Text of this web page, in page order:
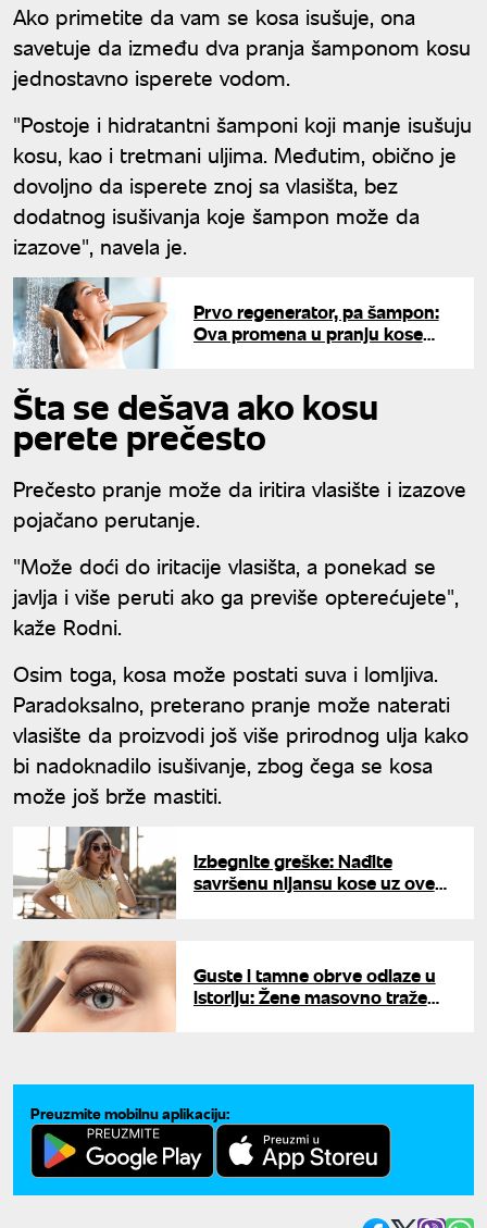
Ako primetite da vam se kosa isušuje, ona
savetuje da između dva pranja šamponom kosu
jednostavno isperete vodom.
"Postoje i hidratantni šamponi koji manje isušuju
kosu, kao i tretmani uljima. Međutim, obično je
dovoljno da isperete znoj sa vlasišta, bez
dodatnog isušivanja koje šampon može da
izazove", navela je.
Prvo regenerator, pa šampon:
Ova promena u pranju kose
Šta se dešava ako kosu
perete prečesto
Prečesto pranje može da iritira vlasište i izazove
pojačano perutanje.
"Može doći do iritacije vlasišta, a ponekad se
javlja i više peruti ako ga previše opterećujete",
kaže Rodni.
Osim toga, kosa može postati suva i lomljiva.
Paradoksalno, preterano pranje može naterati
vlasište da proizvodi još više prirodnog ulja kako
bi nadoknadilo isušivanje, zbog čega se kosa
može još brže mastiti.
Izbegnite greške: Nađite
savršenu nijansu kose uz ove
Guste i tamne obrve odlaze u
istoriju: Žene masovno traže
Preuzmite mobilnu aplikaciju: